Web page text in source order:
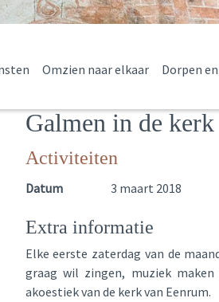
Omzien naar elkaar Dorpen
Galmen in de kerk
Activiteiten
Datum 3 maart 2018
Extra informatie
Elke eerste zaterdag van de
graag wil zingen, muziek
akoestiek van de kerk van Eenrum.